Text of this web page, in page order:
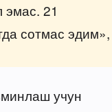
21
сотмас эдим»,
учун